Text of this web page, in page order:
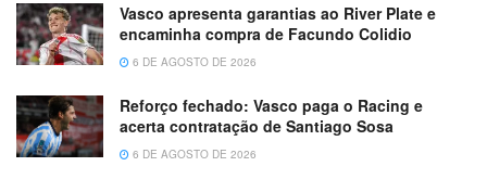
Vasco apresenta garantias ao River Plate e
encaminha compra de Facundo Colidio
6 DE AGOSTO DE 2026
Reforço fechado: Vasco paga o Racing e
acerta contratação de Santiago Sosa
6 DE AGOSTO DE 2026